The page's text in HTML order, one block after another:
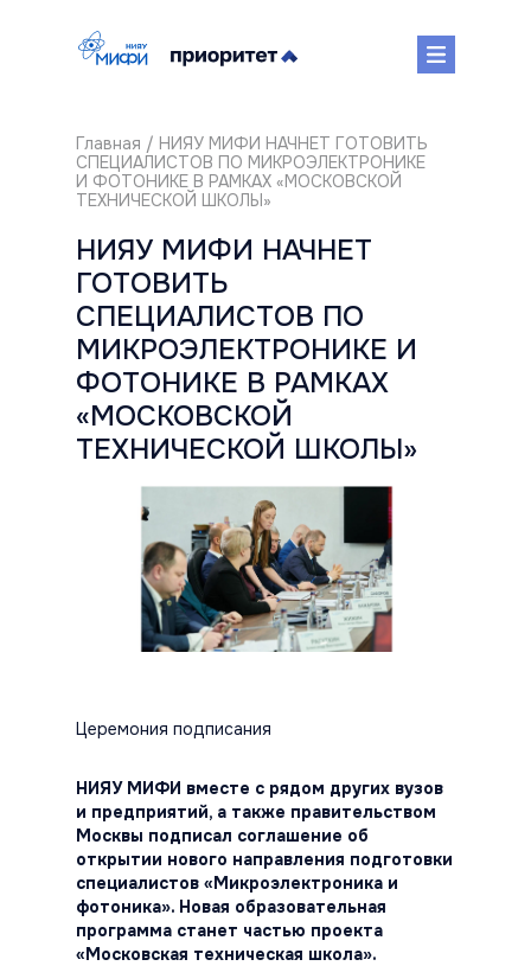
Главная / НИЯУ МИФИ НАЧНЕТ ГОТОВИТЬ
СПЕЦИАЛИСТОВ ПО МИКРОЭЛЕКТРОНИКЕ
И ФОТОНИКЕ В РАМКАХ «МОСКОВСКОЙ
ТЕХНИЧЕСКОЙ ШКОЛЫ»
НИЯУ МИФИ НАЧНЕТ
ГОТОВИТЬ
СПЕЦИАЛИСТОВ ПО
МИКРОЭЛЕКТРОНИКЕ И
ФОТОНИКЕ В РАМКАХ
«МОСКОВСКОЙ
ТЕХНИЧЕСКОЙ ШКОЛЫ»
Церемония подписания
НИЯУ МИФИ вместе с рядом других вузов
и предприятий, а также правительством
Москвы подписал соглашение об
открытии нового направления подготовки
специалистов «Микроэлектроника и
фотоника». Новая образовательная
программа станет частью проекта
«Московская техническая школа».